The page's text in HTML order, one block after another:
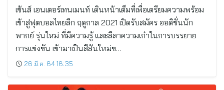
เซ้นส์ เอนเตอร์เทนเมนท์ เดินหน้าเต็มที่เพื่อเตรียมความพร้อม
เข้าสู่ฟุตบอลไทยลีก ฤดูกาล 2021 เปิดรับสมัคร ออดิชั่นนัก
พากย์ รุ่นใหม่ ที่มีความรู้ และลีลาความเก๋าในการบรรยาย
การแข่งขัน เข้ามาเป็นสีสันใหม่ข…
26 มี.ค. 64 16:35